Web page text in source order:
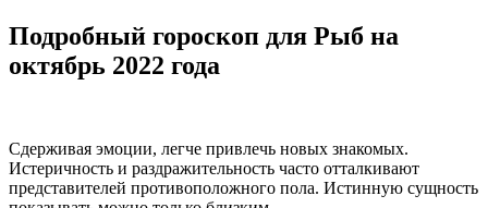
Подробный гороскоп для Рыб на
октябрь 2022 года
Сдерживая эмоции, легче привлечь новых знакомых.
Истеричность и раздражительность часто отталкивают
представителей противоположного пола. Истинную сущность